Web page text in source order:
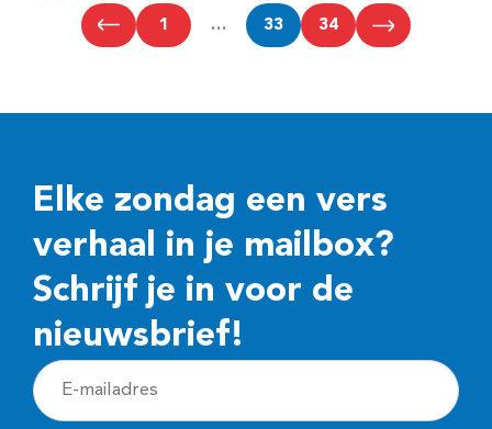
1 … 33 34
Elke zondag een vers
verhaal in je mailbox?
Schrijf je in voor de
nieuwsbrief!
E
-